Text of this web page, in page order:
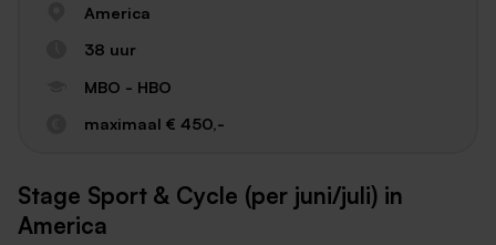
America
38 uur
MBO - HBO
maximaal € 450,-
Stage Sport & Cycle (per juni/juli) in
America